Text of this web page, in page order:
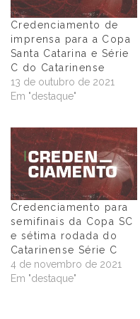
Credenciamento de
imprensa para a Copa
Santa Catarina e Série
C do Catarinense
13 de outubro de 2021
Em "destaque"
Credenciamento para
semifinais da Copa SC
e sétima rodada do
Catarinense Série C
4 de novembro de 2021
Em "destaque"